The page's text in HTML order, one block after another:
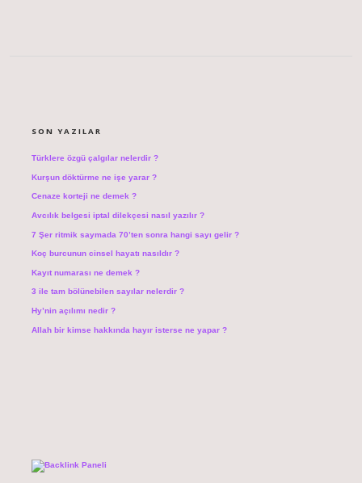
SON YAZILAR
Türklere özgü çalgılar nelerdir ?
Kurşun döktürme ne işe yarar ?
Cenaze korteji ne demek ?
Avcılık belgesi iptal dilekçesi nasıl yazılır ?
7 Şer ritmik saymada 70’ten sonra hangi sayı gelir ?
Koç burcunun cinsel hayatı nasıldır ?
Kayıt numarası ne demek ?
3 ile tam bölünebilen sayılar nelerdir ?
Hy’nin açılımı nedir ?
Allah bir kimse hakkında hayır isterse ne yapar ?